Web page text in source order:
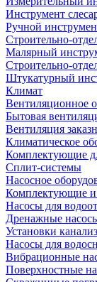
Инструмент
Ручной
Строительно-
Малярный
Строительно-
Штукатурный
Климат
Вентиляционное
Бытовая
Вентиляция
Климатическое
Комплектующие
Сплит-системы
Насосное
Комплектующие и
Насосы для
Дренажные
Установки
Насосы для
Вибрационные
Поверхностные